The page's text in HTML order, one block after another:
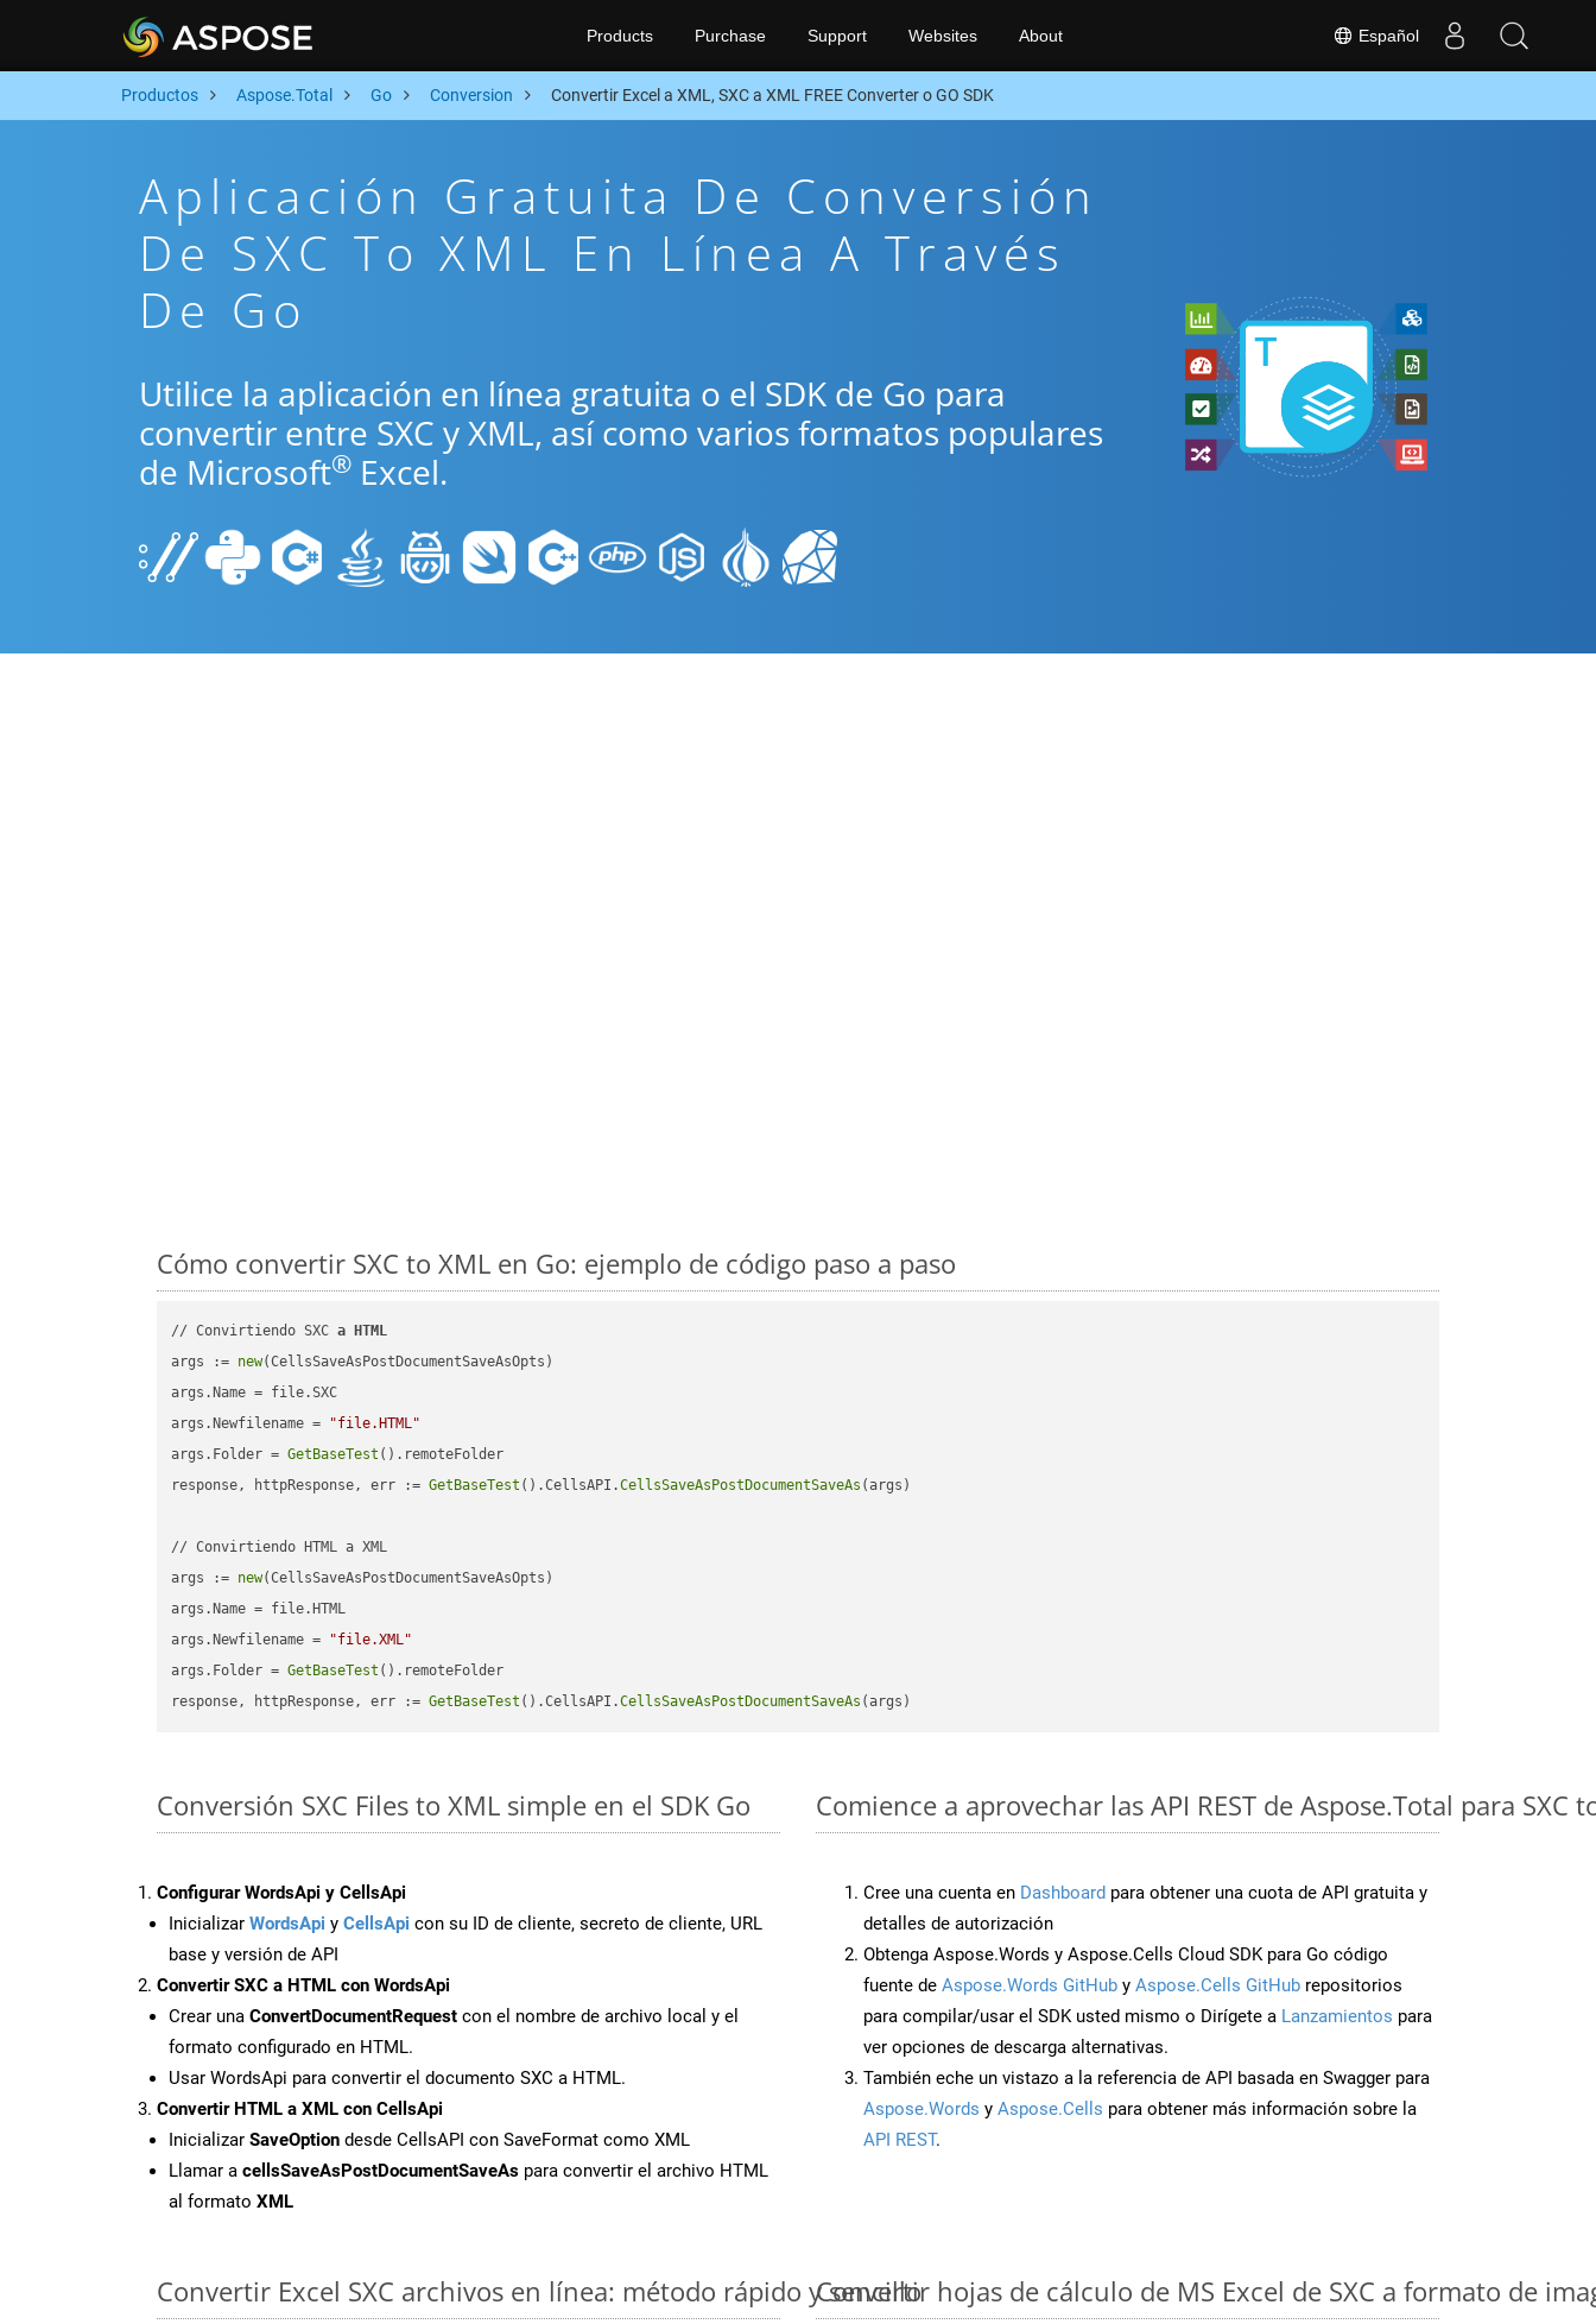
Español
Products Purchase Support Websites About
Productos Aspose.Total Go Conversion Convertir Excel a XML, SXC a XML FREE Converter o GO SDK
Aplicación Gratuita De Conversión
De SXC To XML En Línea A Través
De Go
Utilice la aplicación en línea gratuita o el SDK de Go para
convertir entre SXC y XML, así como varios formatos populares
de Microsoft® Excel.
Cómo convertir SXC to XML en Go: ejemplo de código paso a paso
// Convirtiendo SXC a
HTML
args := new(CellsSaveAsPostDocumentSaveAsOpts)
args.Name = file.SXC
args.Newfilename =
"file.HTML"
args.Folder = GetBaseTest ().remoteFolder
response, httpResponse, err := GetBaseTest ().CellsAPI.CellsSaveAsPostDocumentSaveAs (args)
// Convirtiendo HTML a XML
args := new(CellsSaveAsPostDocumentSaveAsOpts)
args.Name = file.HTML
args.Newfilename =
"file.XML"
args.Folder = GetBaseTest ().remoteFolder
response, httpResponse, err := GetBaseTest ().CellsAPI.CellsSaveAsPostDocumentSaveAs
Conversión SXC Files to XML simple en el SDK Go
Configurar WordsApi y CellsApi
Inicializar WordsApi y CellsApi con su ID de cliente, secreto de cliente, URL
base y versión de API
Convertir SXC a HTML con WordsApi
Crear una ConvertDocumentRequest con el nombre de archivo local y el
formato configurado en HTML.
Usar WordsApi para convertir el documento SXC a HTML.
Convertir HTML a XML con CellsApi
Inicializar SaveOption desde CellsAPI con SaveFormat como XML
Llamar a cellsSaveAsPostDocumentSaveAs para convertir el archivo HTML
al formato XML
Comience a aprovechar las API REST de Aspose.Total para SXC
Cree una cuenta en Dashboard para obtener una cuota de API gratuita y
detalles de autorización
Obtenga Aspose.Words y Aspose.Cells Cloud SDK para Go código
fuente de Aspose.Words GitHub y Aspose.Cells GitHub repositorios
para compilar/usar el SDK usted mismo o Dirígete a Lanzamientos para
ver opciones de descarga alternativas.
También eche un vistazo a la referencia de API basada en Swagger para
Aspose.Words y Aspose.Cells para obtener más información sobre la
API REST.
Convertir Excel SXC archivos en línea: método rápido y sencilloConvertir hojas de cálculo de MS Excel de SXC a formato de